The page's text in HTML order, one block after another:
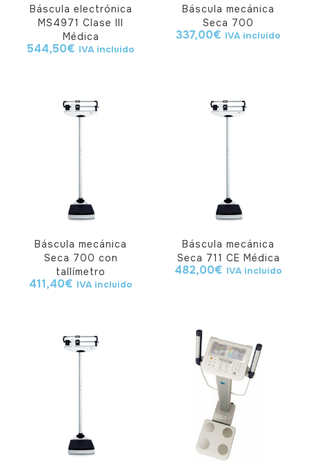
Báscula electrónica
MS4971 Clase III
Médica
544,50€ IVA incluido
Báscula mecánica
Seca 700
337,00€ IVA incluido
Báscula mecánica
Seca 700 con
tallímetro
411,40€ IVA incluido
Báscula mecánica
Seca 711 CE Médica
482,00€ IVA incluido